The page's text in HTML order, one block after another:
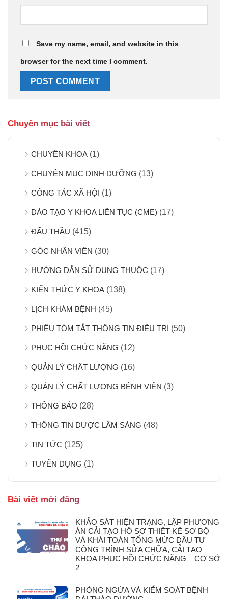
Save my name, email, and website in this
browser for the next time I comment.
Chuyên mục bài viết
CHUYÊN KHOA (1)
CHUYÊN MỤC DINH DƯỠNG (13)
CÔNG TÁC XÃ HỘI (1)
ĐÀO TẠO Y KHOA LIÊN TỤC (CME) (17)
ĐẤU THẦU (415)
GÓC NHÂN VIÊN (30)
HƯỚNG DẪN SỬ DỤNG THUỐC (17)
KIẾN THỨC Y KHOA (138)
LỊCH KHÁM BỆNH (45)
PHIẾU TÓM TẮT THÔNG TIN ĐIỀU TRỊ (50)
PHỤC HỒI CHỨC NĂNG (12)
QUẢN LÝ CHẤT LƯỢNG (16)
QUẢN LÝ CHẤT LƯỢNG BỆNH VIỆN (3)
THÔNG BÁO (28)
THÔNG TIN DƯỢC LÂM SÀNG (48)
TIN TỨC (125)
TUYỂN DỤNG (1)
Bài viết mới đăng
KHẢO SÁT HIỆN TRẠNG, LẬP PHƯƠNG
ÁN CẢI TẠO HỒ SƠ THIẾT KẾ SƠ BỘ
VÀ KHÁI TOÁN TỔNG MỨC ĐẦU TƯ
CÔNG TRÌNH SỬA CHỮA, CẢI TẠO
KHOA PHỤC HỒI CHỨC NĂNG – CƠ SỞ
2
PHÒNG NGỪA VÀ KIỂM SOÁT BỆNH